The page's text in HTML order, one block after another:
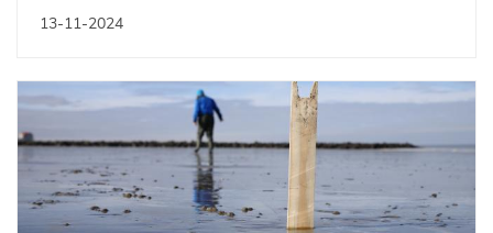
13-11-2024